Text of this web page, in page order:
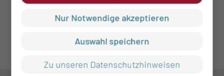
Nur Notwendige akzeptieren
Auswahl speichern
Zu unseren Datenschutzhinweisen